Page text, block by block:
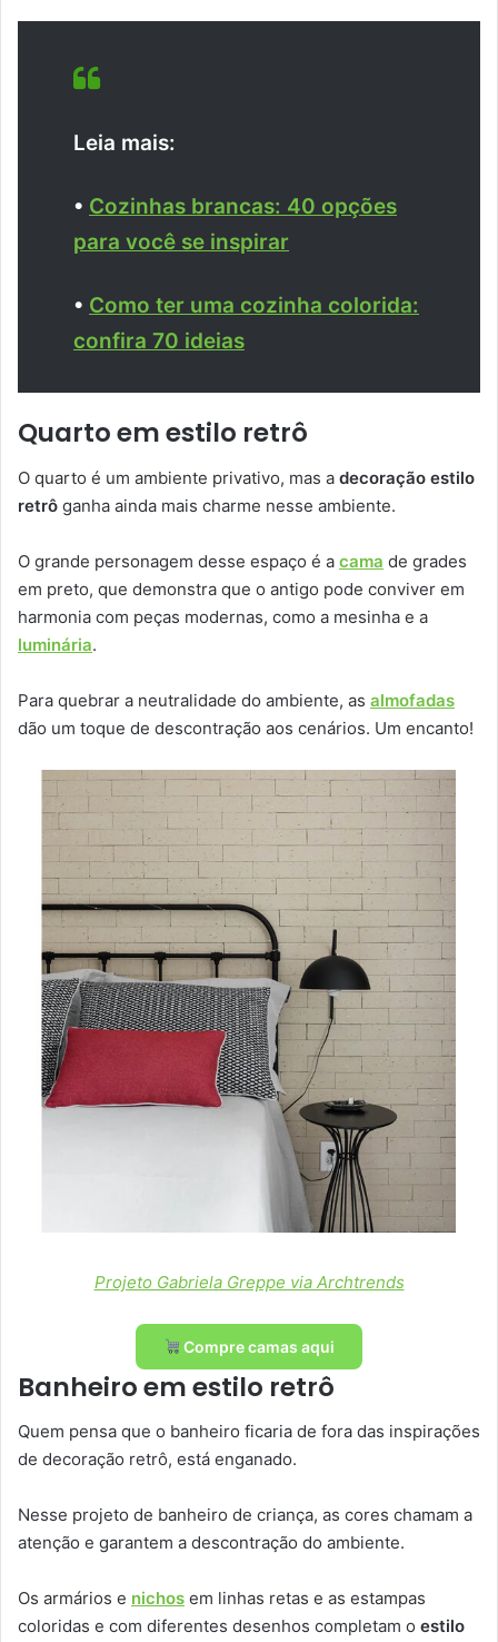
Leia mais:
• Cozinhas brancas: 40 opções
para você se inspirar
• Como ter uma cozinha colorida:
confira 70 ideias
Quarto em estilo retrô
O quarto é um ambiente privativo, mas a decoração estilo
retrô ganha ainda mais charme nesse ambiente.
O grande personagem desse espaço é a cama de grades
em preto, que demonstra que o antigo pode conviver em
harmonia com peças modernas, como a mesinha e a
luminária.
Para quebrar a neutralidade do ambiente, as almofadas
dão um toque de descontração aos cenários. Um encanto!
Projeto Gabriela Greppe via Archtrends
Compre camas aqui
Banheiro em estilo retrô
Quem pensa que o banheiro ficaria de fora das inspirações
de decoração retrô, está enganado.
Nesse projeto de banheiro de criança, as cores chamam a
atenção e garantem a descontração do ambiente.
Os armários e nichos em linhas retas e as estampas
coloridas e com diferentes desenhos completam o estilo